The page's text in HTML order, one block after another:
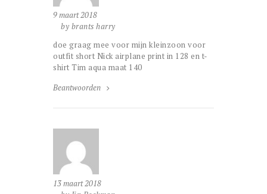
9 maart 2018
by brants harry
doe graag mee voor mijn kleinzoon voor
outfit short Nick airplane print in 128 en t-
shirt Tim aqua maat 140
Beantwoorden
13 maart 2018